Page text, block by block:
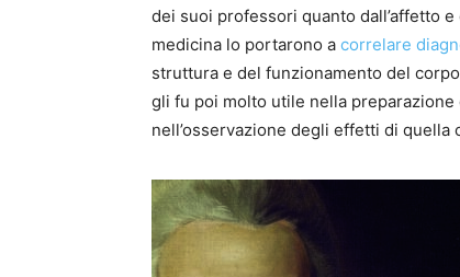
dei suoi professori quanto dall’affetto
medicina lo portarono a correlare
struttura e del funzionamento del
gli fu poi molto utile nella
nell’osservazione degli effetti di quella